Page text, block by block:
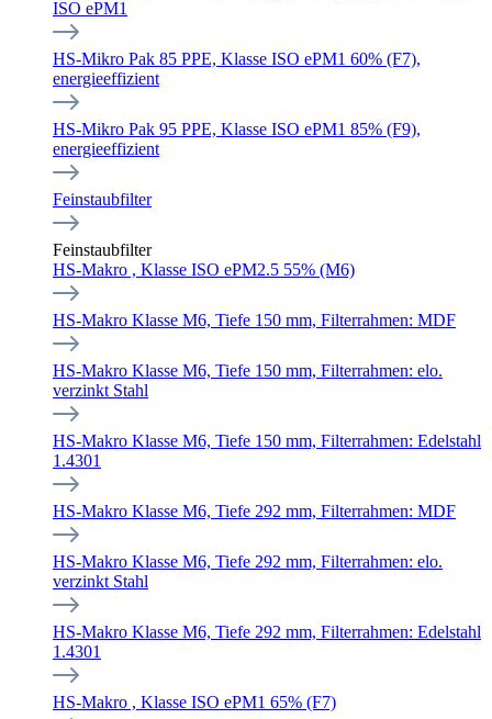
ISO ePM1
HS-Mikro Pak 85 PPE, Klasse ISO ePM1 60% (F7),
energieeffizient
HS-Mikro Pak 95 PPE, Klasse ISO ePM1 85% (F9),
energieeffizient
Feinstaubfilter
Feinstaubfilter
HS-Makro , Klasse ISO ePM2.5 55% (M6)
HS-Makro Klasse M6, Tiefe 150 mm, Filterrahmen: MDF
HS-Makro Klasse M6, Tiefe 150 mm, Filterrahmen: elo.
verzinkt Stahl
HS-Makro Klasse M6, Tiefe 150 mm, Filterrahmen: Edelstahl
1.4301
HS-Makro Klasse M6, Tiefe 292 mm, Filterrahmen: MDF
HS-Makro Klasse M6, Tiefe 292 mm, Filterrahmen: elo.
verzinkt Stahl
HS-Makro Klasse M6, Tiefe 292 mm, Filterrahmen: Edelstahl
1.4301
HS-Makro , Klasse ISO ePM1 65% (F7)